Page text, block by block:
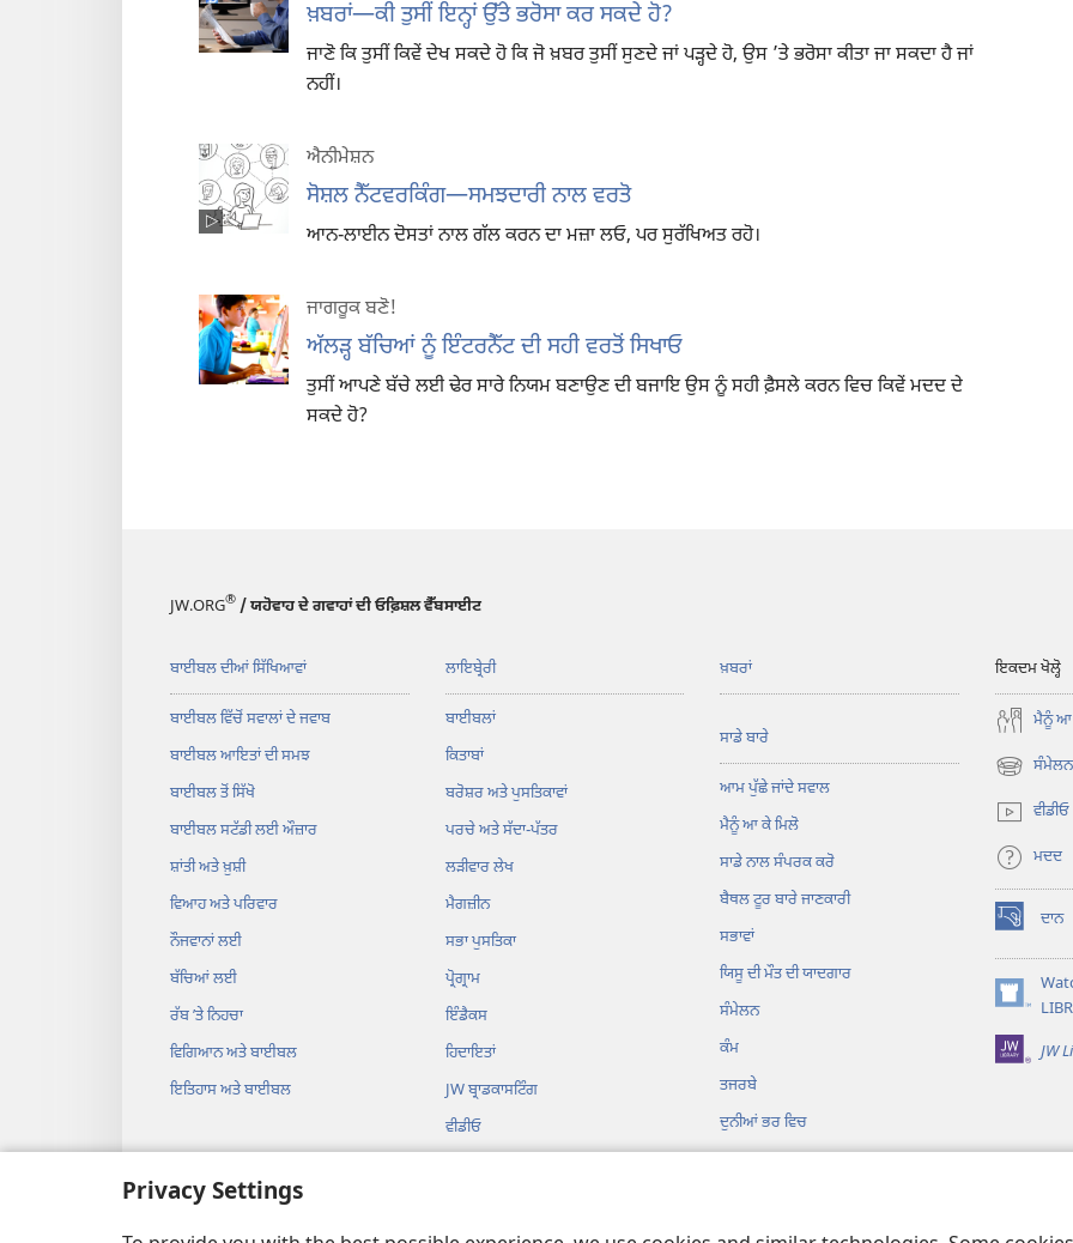
Privacy Settings
ਖ਼ਬਰਾਂ​—ਕੀ ਤੁਸੀਂ ਇਨ੍ਹਾਂ ਉੱਤੇ ਭਰੋਸਾ ਕਰ ਸਕਦੇ ਹੋ?
ਜਾਣੋ ਕਿ ਤੁਸੀਂ ਕਿਵੇਂ ਦੇਖ ਸਕਦੇ ਹੋ ਕਿ ਜੋ ਖ਼ਬਰ ਤੁਸੀਂ ਸੁਣਦੇ ਜਾਂ ਪੜ੍ਹਦੇ ਹੋ, ਉਸ ’ਤੇ ਭਰੋਸਾ ਕੀਤਾ ਜਾ ਸਕਦਾ ਹੈ ਜਾਂ
ਨਹੀਂ।
ਐਨੀਮੇਸ਼ਨ
ਸੋਸ਼ਲ ਨੈੱਟਵਰਕਿੰਗ—ਸਮਝਦਾਰੀ ਨਾਲ ਵਰਤੋ
ਆਨ-ਲਾਈਨ ਦੋਸਤਾਂ ਨਾਲ ਗੱਲ ਕਰਨ ਦਾ ਮਜ਼ਾ ਲਓ, ਪਰ ਸੁਰੱਖਿਅਤ ਰਹੋ।
ਜਾਗਰੂਕ ਬਣੋ!
ਅੱਲੜ੍ਹ ਬੱਚਿਆਂ ਨੂੰ ਇੰਟਰਨੈੱਟ ਦੀ ਸਹੀ ਵਰਤੋਂ ਸਿਖਾਓ
ਤੁਸੀਂ ਆਪਣੇ ਬੱਚੇ ਲਈ ਢੇਰ ਸਾਰੇ ਨਿਯਮ ਬਣਾਉਣ ਦੀ ਬਜਾਇ ਉਸ ਨੂੰ ਸਹੀ ਫ਼ੈਸਲੇ ਕਰਨ ਵਿਚ ਕਿਵੇਂ ਮਦਦ ਦੇ
ਸਕਦੇ ਹੋ?
JW.ORG® / ਯਹੋਵਾਹ ਦੇ ਗਵਾਹਾਂ ਦੀ ਓਫ਼ਿਸ਼ਲ ਵੈੱਬਸਾਈਟ
ਬਾਈਬਲ ਦੀਆਂ ਸਿੱਖਿਆਵਾਂ
ਬਾਈਬਲ ਵਿੱਚੋਂ ਸਵਾਲਾਂ ਦੇ ਜਵਾਬ
ਬਾਈਬਲ ਆਇਤਾਂ ਦੀ ਸਮਝ
ਬਾਈਬਲ ਤੋਂ ਸਿੱਖੋ
ਬਾਈਬਲ ਸਟੱਡੀ ਲਈ ਔਜ਼ਾਰ
ਸ਼ਾਂਤੀ ਅਤੇ ਖ਼ੁਸ਼ੀ
ਵਿਆਹ ਅਤੇ ਪਰਿਵਾਰ
ਨੌਜਵਾਨਾਂ ਲਈ
ਬੱਚਿਆਂ ਲਈ
ਰੱਬ ʼਤੇ ਨਿਹਚਾ
ਵਿਗਿਆਨ ਅਤੇ ਬਾਈਬਲ
ਇਤਿਹਾਸ ਅਤੇ ਬਾਈਬਲ
ਲਾਇਬ੍ਰੇਰੀ
ਬਾਈਬਲਾਂ
ਕਿਤਾਬਾਂ
ਬਰੋਸ਼ਰ ਅਤੇ ਪੁਸਤਿਕਾਵਾਂ
ਪਰਚੇ ਅਤੇ ਸੱਦਾ-ਪੱਤਰ
ਲੜੀਵਾਰ ਲੇਖ
ਮੈਗਜ਼ੀਨ
ਸਭਾ ਪੁਸਤਿਕਾ
ਪ੍ਰੋਗ੍ਰਾਮ
ਇੰਡੈਕਸ
ਹਿਦਾਇਤਾਂ
JW ਬ੍ਰਾਡਕਾਸਟਿੰਗ
ਵੀਡੀਓ
ਆਡੀਓ ਬਾਈਬਲ
ਖ਼ਬਰਾਂ
ਸਾਡੇ ਬਾਰੇ
ਆਮ ਪੁੱਛੇ ਜਾਂਦੇ ਸਵਾਲ
ਮੈਨੂੰ ਆ ਕੇ ਮਿਲੋ
ਸਾਡੇ ਨਾਲ ਸੰਪਰਕ ਕਰੋ
ਬੈਥਲ ਟੂਰ ਬਾਰੇ ਜਾਣਕਾਰੀ
ਸਭਾਵਾਂ
ਯਿਸੂ ਦੀ ਮੌਤ ਦੀ ਯਾਦਗਾਰ
ਸੰਮੇਲਨ
ਕੰਮ
ਤਜਰਬੇ
ਦੁਨੀਆਂ ਭਰ ਵਿਚ
ਇਕਦਮ ਖੋਲ੍ਹੋ
ਮੈਨੂੰ ਆ
ਸੰਮੇਲਨ
(opens
new
window)
ਵੀਡੀਓ
ਮਦਦ
ਦਾਨ
(opens
new
window)
(opens
new
window)
JW